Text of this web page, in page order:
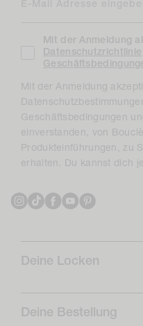
Mit der Anmeldung
Datenschutzrichtlinie
Mit der Anmeldung
Geschäftsbedingungen
einverstanden, von
Produkteinführungen, zu
erhalten. Du kannst dich
Instagram
TikTokFacebook
YouTube
Deine Locken
Lockenprofil
Lockenpflege
Deine Bestellung